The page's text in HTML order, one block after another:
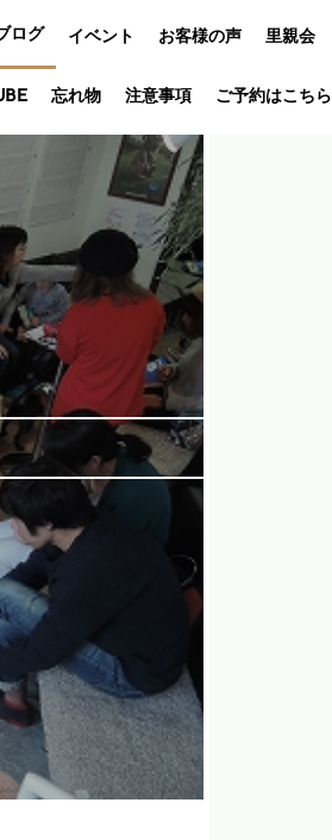
ログ イベント
オフ会
アニバーサリ
ー
お客様の声 里親会
忘れ物 注意事項 ご予約はこちら